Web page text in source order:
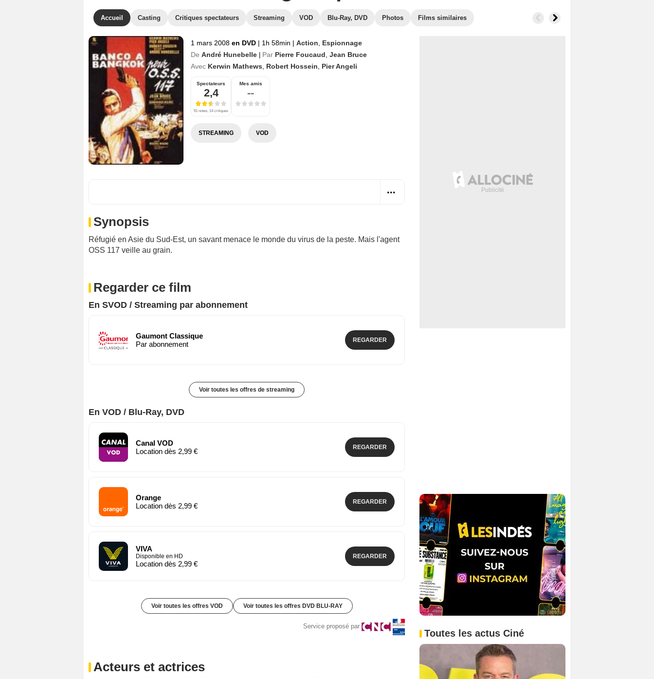
Accueil Casting Critiques spectateurs Streaming VOD Blu-Ray, DVD Photos Films similaires
1 mars 2008 en DVD | 1h 58min | Action
Espionnage
De André Hunebelle Par Pierre Foucaud Jean Bruce
Avec Kerwin Mathews Robert Hossein Pier Angeli
Spectateurs
2,4
91 notes, 14 critiques
Mes amis
--
STREAMING VOD
Synopsis
Réfugié en Asie du Sud-Est, un savant menace le monde du virus de la peste. Mais l'agent
OSS 117 veille au grain.
Regarder ce film
En SVOD / Streaming par abonnement
Gaumont Classique
Par abonnement
REGARDER
Voir toutes les offres de streaming
En VOD / Blu-Ray, DVD
Canal VOD
Location dès 2,99 €
REGARDER
Orange
Location dès 2,99 €
REGARDER
VIVA
Disponible en HD
Location dès 2,99 €
REGARDER
Voir toutes les offres VOD Voir toutes les offres DVD BLU-RAY
Service proposé par
Acteurs et actrices
Toutes les actus Ciné